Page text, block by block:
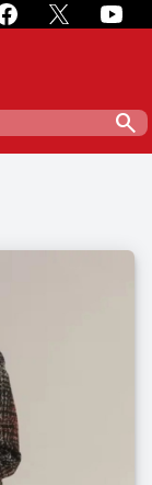
search